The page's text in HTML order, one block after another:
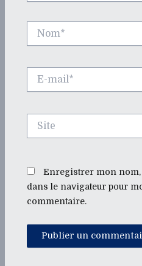
mail*
Enregistrer mon
dans le navigateur pour
commentaire.